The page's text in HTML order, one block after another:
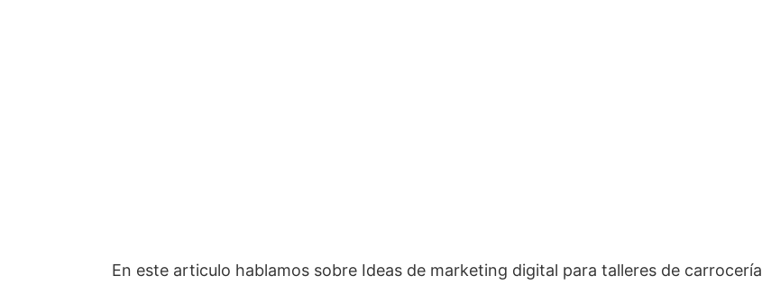
En este articulo hablamos sobre Ideas de marketing digital para talleres de carrocería